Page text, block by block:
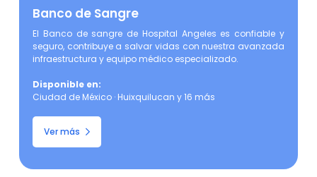
Banco de Sangre
El Banco de sangre de Hospital Angeles es confiable y
seguro, contribuye a salvar vidas con nuestra avanzada
infraestructura y equipo médico especializado.
Disponible en:
Ciudad de México · Huixquilucan y 16 más
Ver más